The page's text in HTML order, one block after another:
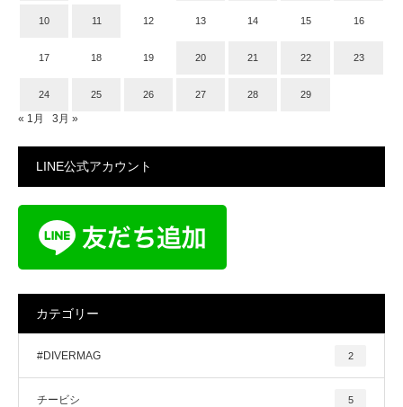
10 11 12 13 14 15 16
17 18 19 20 21 22 23
24 25 26 27 28 29
« 1月 3月 »
LINE公式アカウント
カテゴリー
#DIVERMAG 2
チービシ 5